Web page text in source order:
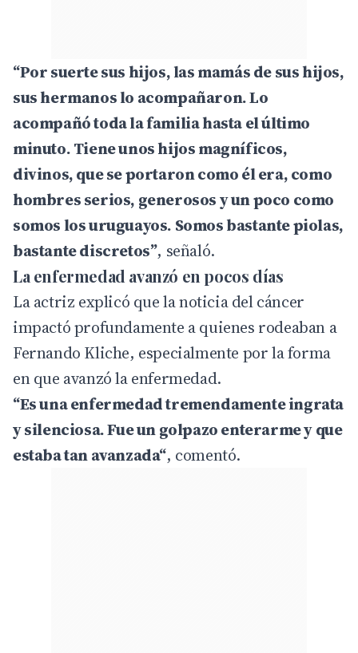
“Por suerte sus hijos, las mamás de sus hijos,
sus hermanos lo acompañaron. Lo
acompañó toda la familia hasta el último
minuto. Tiene unos hijos magníficos,
divinos, que se portaron como él era, como
hombres serios, generosos y un poco como
somos los uruguayos. Somos bastante piolas,
bastante discretos”, señaló.
La enfermedad avanzó en pocos días
La actriz explicó que la noticia del cáncer
impactó profundamente a quienes rodeaban a
Fernando Kliche, especialmente por la forma
en que avanzó la enfermedad.
“Es una enfermedad tremendamente ingrata
y silenciosa. Fue un golpazo enterarme y que
estaba tan avanzada“, comentó.